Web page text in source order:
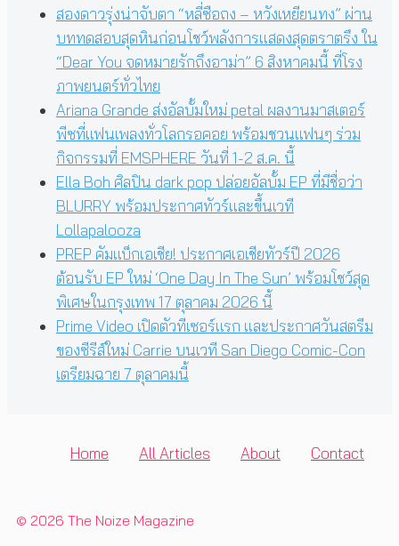
สองดาวรุ่งน่าจับตา “หลี่ซือถง – หวังเหยียนทง” ผ่าน
บททดสอบสุดหินก่อนโชว์พลังการแสดงสุดตราตรึง ใน
“Dear You จดหมายรักถึงอาม่า” 6 สิงหาคมนี้ ที่โรง
ภาพยนตร์ทั่วไทย
Ariana Grande ส่งอัลบั้มใหม่ petal ผลงานมาสเตอร์
พีซที่แฟนเพลงทั่วโลกรอคอย พร้อมชวนแฟนๆ ร่วม
กิจกรรมที่ EMSPHERE วันที่ 1-2 ส.ค. นี้
Ella Boh ศิลปิน dark pop ปล่อยอัลบั้ม EP ที่มีชื่อว่า
BLURRY พร้อมประกาศทัวร์และขึ้นเวที
Lollapalooza
PREP คัมแบ็กเอเชีย! ประกาศเอเชียทัวร์ปี 2026
ต้อนรับ EP ใหม่ ‘One Day In The Sun’ พร้อมโชว์สุด
พิเศษในกรุงเทพ 17 ตุลาคม 2026 นี้
Prime Video เปิดตัวทีเซอร์แรก และประกาศวันสตรีม
ของซีรีส์ใหม่ Carrie บนเวที San Diego Comic-Con
เตรียมฉาย 7 ตุลาคมนี้
Home All Articles About Contact
© 2026 The Noize Magazine